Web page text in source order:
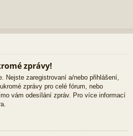
zprávy!
Nejste zaregistrovaní a/nebo přihlášení,
zprávy pro celé fórum, nebo
vám odesílání zpráv. Pro více informací